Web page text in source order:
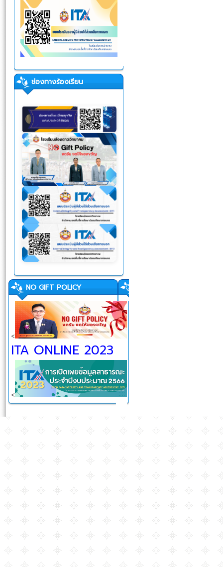
ช่องทางร้องเรียน
NO GIFT POLICY
<
ITA ONLINE 2023
<